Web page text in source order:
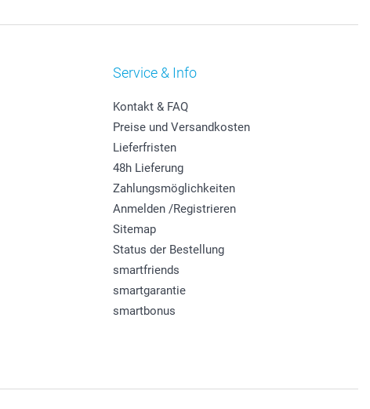
Service & Info
Kontakt & FAQ
Preise und Versandkosten
Lieferfristen
48h Lieferung
Zahlungsmöglichkeiten
Anmelden /Registrieren
Sitemap
Status der Bestellung
smartfriends
smartgarantie
smartbonus